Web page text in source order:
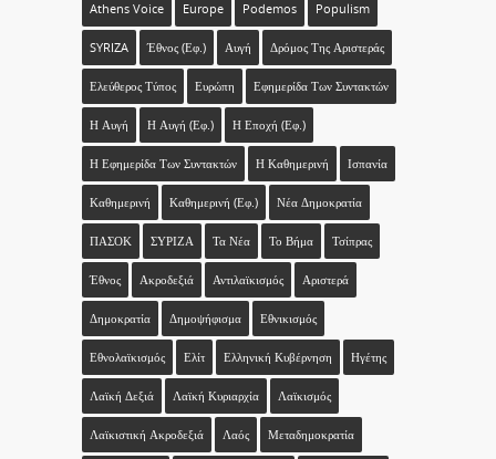
Athens Voice Europe Podemos Populism
SYRIZA Έθνος (εφ.) Αυγή Δρόμος Της Αριστεράς
Ελεύθερος Τύπος Ευρώπη Εφημερίδα Των Συντακτών
Η Αυγή Η Αυγή (εφ.) Η Εποχή (εφ.)
Η Εφημερίδα Των Συντακτών Η Καθημερινή Ισπανία
Καθημερινή Καθημερινή (εφ.) Νέα Δημοκρατία
ΠΑΣΟΚ ΣΥΡΙΖΑ Τα Νέα Το Βήμα Τσίπρας
Έθνος Ακροδεξιά Αντιλαϊκισμός Αριστερά
Δημοκρατία Δημοψήφισμα Εθνικισμός
Εθνολαϊκισμός Ελίτ Ελληνική Κυβέρνηση Ηγέτης
Λαϊκή Δεξιά Λαϊκή Κυριαρχία Λαϊκισμός
Λαϊκιστική Ακροδεξιά Λαός Μεταδημοκρατία